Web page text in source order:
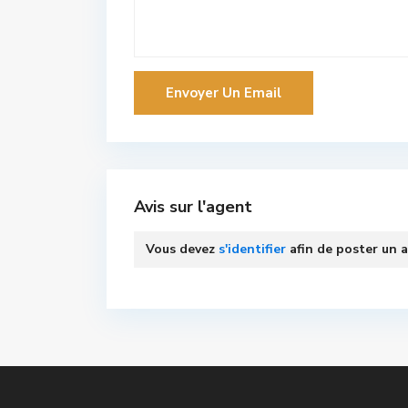
Avis sur l'agent
Vous devez s'identifier afin de poster un